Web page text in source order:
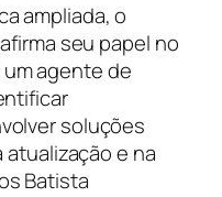
ampliada, o
seu papel no
agente de
soluções
atualização e na
Batista